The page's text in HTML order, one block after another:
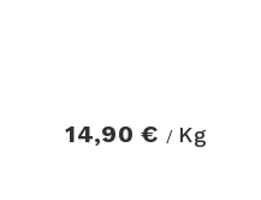
14,90 € / Kg